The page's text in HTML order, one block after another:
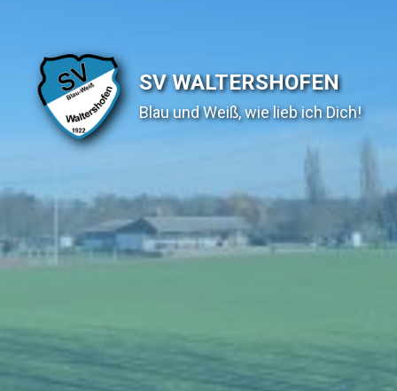
SV WALTERSHOFEN
Blau und Weiß, wie lieb ich Dich!